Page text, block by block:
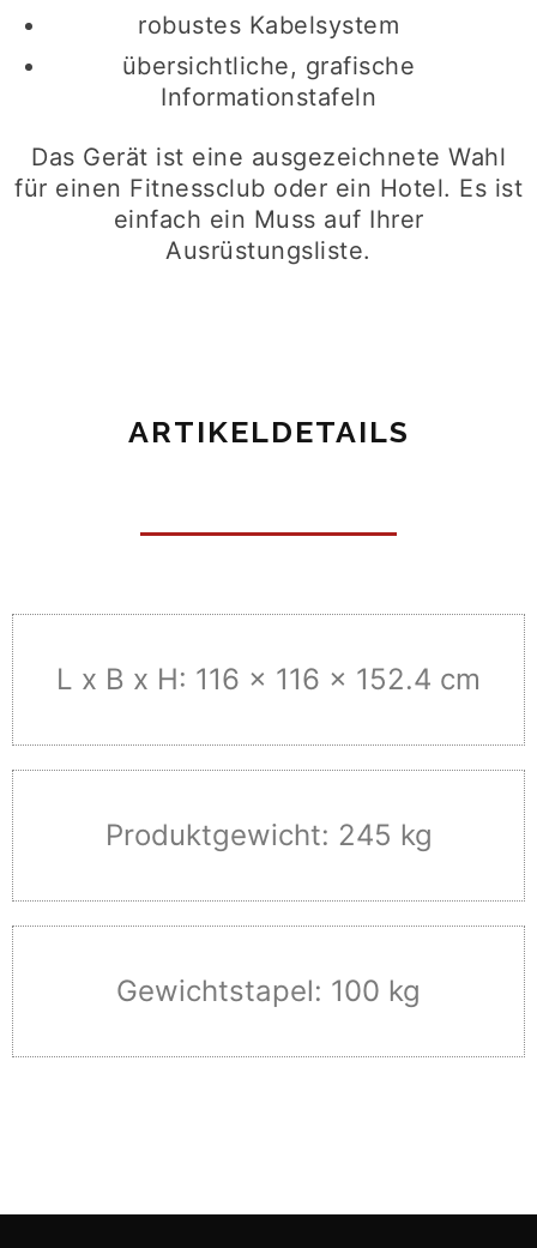
robustes Kabelsystem
übersichtliche, grafische
Informationstafeln
Das Gerät ist eine ausgezeichnete Wahl
für einen Fitnessclub oder ein Hotel. Es ist
einfach ein Muss auf Ihrer
Ausrüstungsliste.
ARTIKELDETAILS
L x B x H: 116 x 116 x 152.4 cm
Produktgewicht: 245 kg
Gewichtstapel: 100 kg